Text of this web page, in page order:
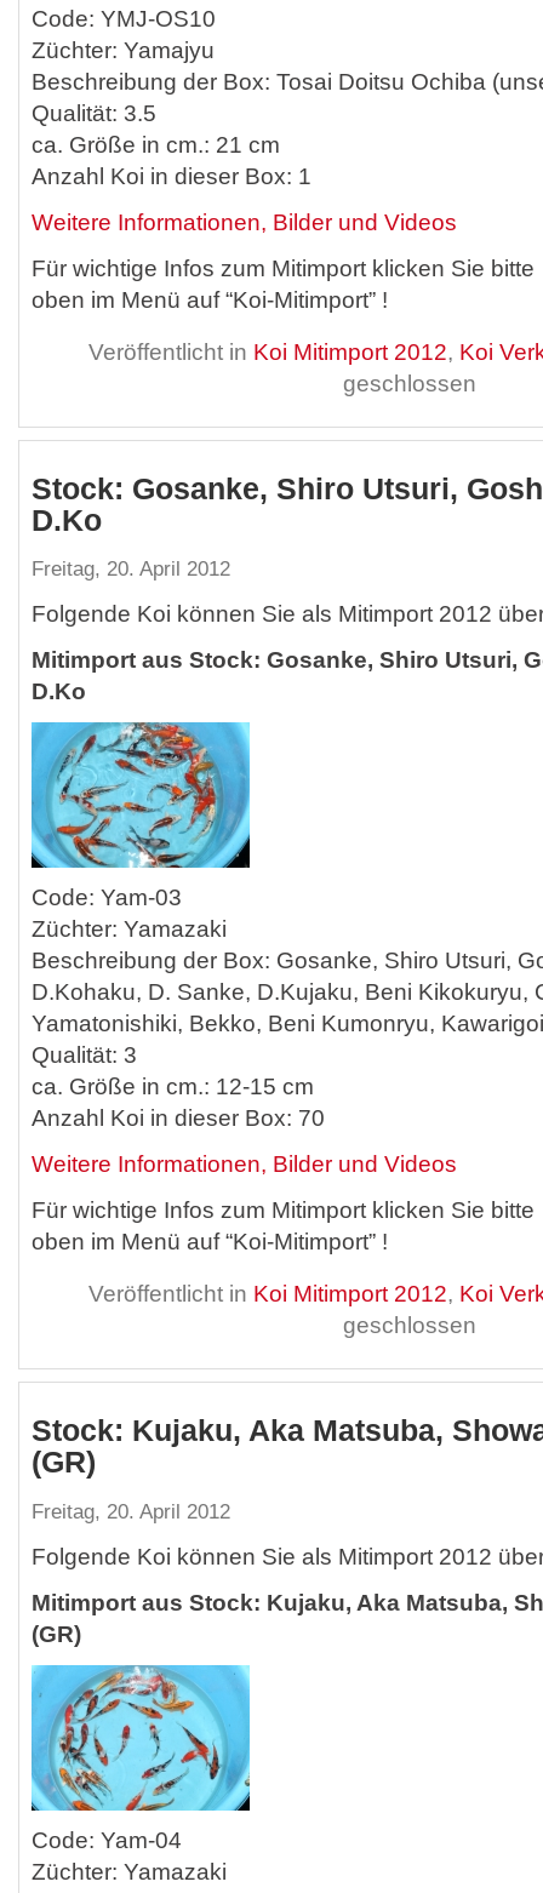
Code: YMJ-OS10
Züchter: Yamajyu
Beschreibung der Box: Tosai Doitsu Ochiba
Qualität: 3.5
ca. Größe in cm.: 21 cm
Anzahl Koi in dieser Box: 1
Weitere Informationen, Bilder und Videos
Für wichtige Infos zum Mitimport klicken Sie bitte
oben im Menü auf “Koi-Mitimport” !
Veröffentlicht in Koi Mitimport 2012, Koi
geschlossen
Stock: Gosanke, Shiro Utsuri,
D.Ko
Freitag, 20. April 2012
Folgende Koi können Sie als Mitimport 2012
Mitimport aus Stock: Gosanke, Shiro Utsuri,
D.Ko
Code: Yam-03
Züchter: Yamazaki
Beschreibung der Box: Gosanke, Shiro Utsuri,
D.Kohaku, D. Sanke, D.Kujaku, Beni Kikokuryu,
Yamatonishiki, Bekko, Beni Kumonryu, Kawarigoi
Qualität: 3
ca. Größe in cm.: 12-15 cm
Anzahl Koi in dieser Box: 70
Weitere Informationen, Bilder und Videos
Für wichtige Infos zum Mitimport klicken Sie bitte
oben im Menü auf “Koi-Mitimport” !
Veröffentlicht in Koi Mitimport 2012, Koi
geschlossen
Stock: Kujaku, Aka Matsuba,
(GR)
Freitag, 20. April 2012
Folgende Koi können Sie als Mitimport 2012
Mitimport aus Stock: Kujaku, Aka Matsuba,
(GR)
Code: Yam-04
Züchter: Yamazaki